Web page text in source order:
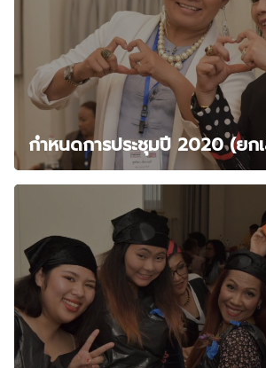
กำหนดการประชุมปี 2020 (ยก